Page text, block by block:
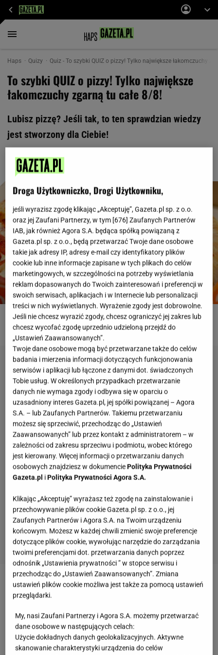
Haps Quizy Quiz - To szybki QUIZ o pizzy! Tylko największe łakomczuchy
To szybki QUIZ o pizzy! Tylko największe
łakomczuchy zgarną tu całe 8/8!
Lubisz pizzę? Jeśli tak, to ten sprawdzian wiedzy
jest stworzony dla Ciebie!
ROZWIĄŻ QUIZ
Tych słów używali nasi dziadkowie, teraz
niewiele osób je pamięta. A ty?
Pamiętasz, jak miał na imię Kusy? Rozwiąż quiz
o serialu "Ranczo"!
Droga Użytkowniczko, Drogi Użytkowniku,
jeśli wyrazisz zgodę klikając „Akceptuję”, Gazeta.pl sp. z o.o.
oraz jej Zaufani Partnerzy, w tym [676] Zaufanych Partnerów
IAB, jak również Agora S.A. będąca spółką powiązaną z
Gazeta.pl sp. z o.o., będą przetwarzać Twoje dane osobowe
takie jak adresy IP, adresy e-mail czy identyfikatory plików
cookie lub inne informacje zapisane w tych plikach do celów
marketingowych, w szczególności na potrzeby wyświetlania
reklam dopasowanych do Twoich zainteresowań i preferencji w
swoich serwisach, aplikacjach i w Internecie lub personalizacji
treści w nich wyświetlanych. Wyrażenie zgody jest dobrowolne.
Jeśli nie chcesz wyrazić zgody, chcesz ograniczyć jej zakres lub
chcesz wycofać zgodę uprzednio udzieloną przejdź do
„Ustawień Zaawansowanych”.
Twoje dane osobowe mogą być przetwarzane także do celów
badania i mierzenia informacji dotyczących funkcjonowania
serwisów i aplikacji lub łączone z danymi dot. świadczonych
Tobie usług. W określonych przypadkach przetwarzanie
danych nie wymaga zgody i odbywa się w oparciu o
uzasadniony interes Gazeta.pl, jej spółki powiązanej – Agora
S.A. – lub Zaufanych Partnerów. Takiemu przetwarzaniu
możesz się sprzeciwić, przechodząc do „Ustawień
Zaawansowanych” lub przez kontakt z administratorem – w
zależności od zakresu sprzeciwu i podmiotu, wobec którego
jest kierowany. Więcej informacji o przetwarzaniu danych
osobowych znajdziesz w dokumenciePolityka Prywatności
Gazeta.pl iPolityka Prywatności Agora S.A.
Klikając „Akceptuję” wyrażasz też zgodę na zainstalowanie i
przechowywanie plików cookie Gazeta.pl sp. z o.o., jej
Zaufanych Partnerów i Agora S.A. na Twoim urządzeniu
końcowym. Możesz w każdej chwili zmienić swoje preferencje
dotyczące plików cookie, wywołując narzędzie do zarządzania
twoimi preferencjami dot. przetwarzania danych poprzez
odnośnik „Ustawienia prywatności ” w stopce serwisu i
przechodząc do „Ustawień Zaawansowanych”. Zmiana
ustawień plików cookie możliwa jest także za pomocą ustawień
przeglądarki.
My, nasi Zaufani Partnerzy i Agora S.A. możemy przetwarzać
dane osobowe w następujących celach:
Użycie dokładnych danych geolokalizacyjnych. Aktywne
skanowanie charakterystyki urządzenia do celów